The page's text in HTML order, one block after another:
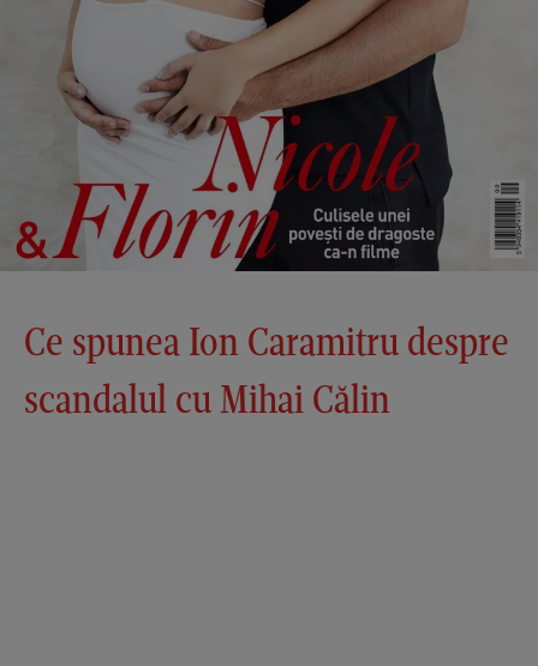
Ce spunea Ion Caramitru despre
scandalul cu Mihai Călin